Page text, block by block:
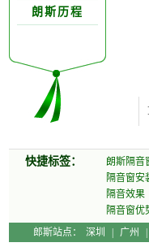
监
朗斯历程
快捷标签： 朗斯隔音
隔音窗安
隔音效果
隔音窗优
郎斯站点：
深圳 广州